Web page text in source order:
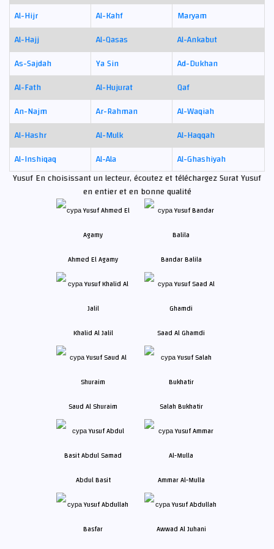
Al-Hijr
Al-Kahf
Maryam
Al-Hajj
Al-Qasas
Al-Ankabut
As-Sajdah
Ya Sin
Ad-Dukhan
Al-Fath
Al-Hujurat
Qaf
An-Najm
Ar-Rahman
Al-Waqiah
Al-Hashr
Al-Mulk
Al-Haqqah
Al-Inshiqaq
Al-Ala
Al-Ghashiyah
Yusuf En choisissant un lecteur, écoutez et téléchargez Surat Yusuf
en entier et en bonne qualité
Ahmed El Agamy Bandar Balila
Khalid Al Jalil Saad Al Ghamdi
Saud Al Shuraim Salah Bukhatir
Abdul Basit Ammar Al-Mulla